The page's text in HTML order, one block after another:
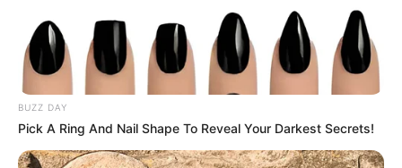
BUZZ DAY
Pick A Ring And Nail Shape To Reveal Your Darkest Secrets!